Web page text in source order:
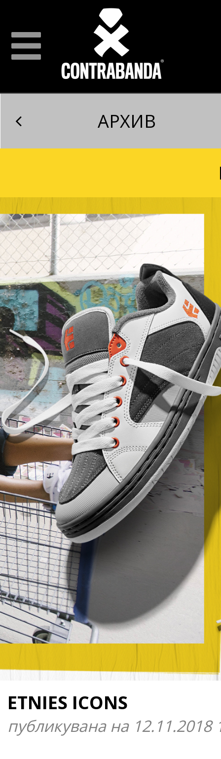
АРХИВ
ETNIES ICONS
публикувана на